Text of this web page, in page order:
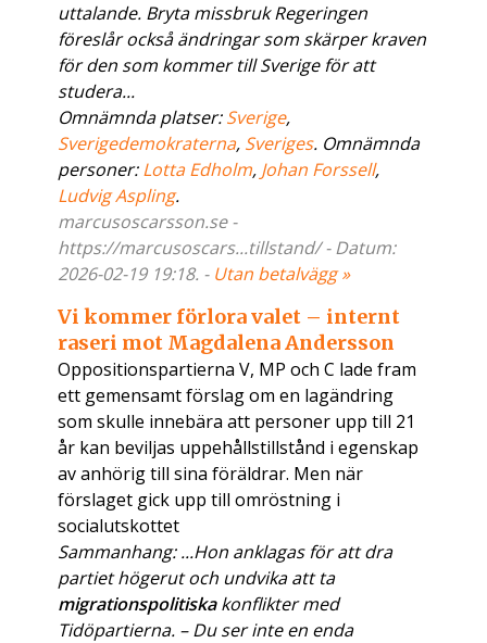
uttalande. Bryta missbruk Regeringen
föreslår också ändringar som skärper kraven
för den som kommer till Sverige för att
studera...
Omnämnda platser:Sverige,
Sverigedemokraterna, Sveriges. Omnämnda
personer:Lotta Edholm, Johan Forssell,
Ludvig Aspling.
marcusoscarsson.se -
https://marcusoscars...tillstand/ - Datum:
2026-02-19 19:18. - Utan betalvägg »
Vi kommer förlora valet – internt
raseri mot Magdalena Andersson
Oppositionspartierna V, MP och C lade fram
ett gemensamt förslag om en lagändring
som skulle innebära att personer upp till 21
år kan beviljas uppehållstillstånd i egenskap
av anhörig till sina föräldrar. Men när
förslaget gick upp till omröstning i
socialutskottet
Sammanhang: ...Hon anklagas för att dra
partiet högerut och undvika att ta
migrationspolitiskakonflikter med
Tidöpartierna. – Du ser inte en enda